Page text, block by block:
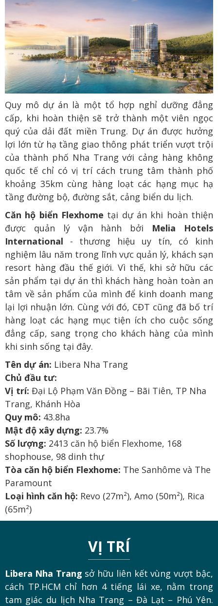
Quy mô dự án là một tổ hợp nghỉ dưỡng đẳng
cấp, khi hoàn thiện sẽ trở thành một viên ngọc
quý của dải đất miền Trung. Dự án được hưởng
lợi lớn từ hạ tầng giao thông phát triển vượt trội
của thành phố Nha Trang với cảng hàng không
quốc tế chỉ có vị trí cách trung tâm thành phố
khoảng 35km cùng hàng loạt các hạng mục hạ
tầng đường bộ, đường sắt, cảng biển du lịch.
Căn hộ biển Flexhome tại dự án khi hoàn thiện
được quản lý vận hành bởi Melia Hotels
International - thương hiệu uy tín, có kinh
nghiệm lâu năm trong lĩnh vực quản lý, khách sạn
resort hàng đầu thế giới. Vì thế, khi sở hữu các
sản phẩm tại dự án thì khách hàng hoàn toàn an
tâm về sản phẩm của mình để kinh doanh mang
lại lợi nhuận lớn. Cùng với đó, CĐT cũng đã bố trí
hàng loạt các hạng mục tiện ích cho cuộc sống
đẳng cấp, sang trọng cho khách hàng của mình
khi sinh sống tại đây.
Tên dự án: Libera Nha Trang
Chủ đầu tư:
Vị trí: Đại Lộ Phạm Văn Đồng – Bãi Tiên, TP Nha
Trang, Khánh Hòa
Quy mô: 43.8ha
Mật độ xây dựng: 23.7%
Số lượng: 2413 căn hộ biển Flexhome, 168
shophouse, 98 dinh thự
Tòa căn hộ biển Flexhome: The Sanhôme và The
Paramount
Loại hình căn hộ: Revo (27m²), Amo (50m²), Rica
(65m²)
VỊ TRÍ
Libera Nha Trang sở hữu liên kết vùng vượt bậc,
cách TP.HCM chỉ hơn 4 tiếng lái xe, nằm trong
tam giác du lịch Nha Trang – Đà Lạt – Phú Yên.